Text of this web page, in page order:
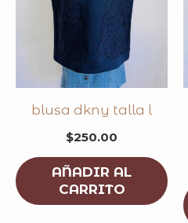
blusa dkny talla l
$250.00
AÑADIR AL
CARRITO